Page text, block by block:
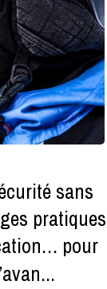
sans
pratiques
pour